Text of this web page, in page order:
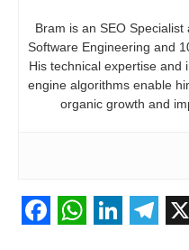
Bram is an SEO
Software Engineering and
His technical expertise and
engine algorithms enable
organic growth and